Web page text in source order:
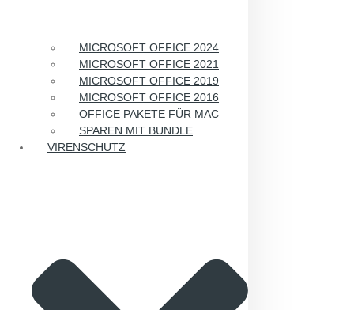
MICROSOFT OFFICE 2024
MICROSOFT OFFICE 2021
MICROSOFT OFFICE 2019
MICROSOFT OFFICE 2016
OFFICE PAKETE FÜR MAC
SPAREN MIT BUNDLE
VIRENSCHUTZ